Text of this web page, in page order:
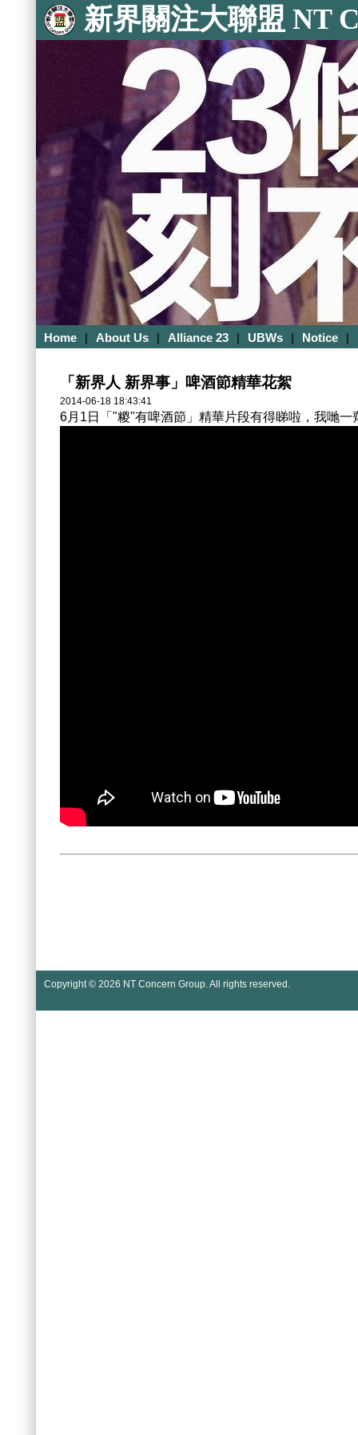
新界關注大聯盟 NT
Home | About Us | Alliance 23 | UBWs | Notice |
「新界人 新界事」啤酒節精華花絮
2014-06-18 18:43:41
6月1日「"糉"有啤酒節」精華片段有得睇啦，我哋一
Copyright © 2026 NT Concern Group. All rights reserved.